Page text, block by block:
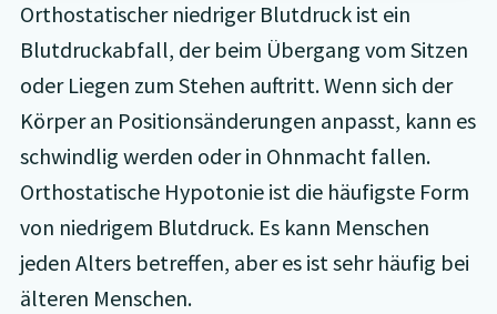
Orthostatischer niedriger Blutdruck ist ein
Blutdruckabfall, der beim Übergang vom Sitzen
oder Liegen zum Stehen auftritt. Wenn sich der
Körper an Positionsänderungen anpasst, kann es
schwindlig werden oder in Ohnmacht fallen.
Orthostatische Hypotonie ist die häufigste Form
von niedrigem Blutdruck. Es kann Menschen
jeden Alters betreffen, aber es ist sehr häufig bei
älteren Menschen.